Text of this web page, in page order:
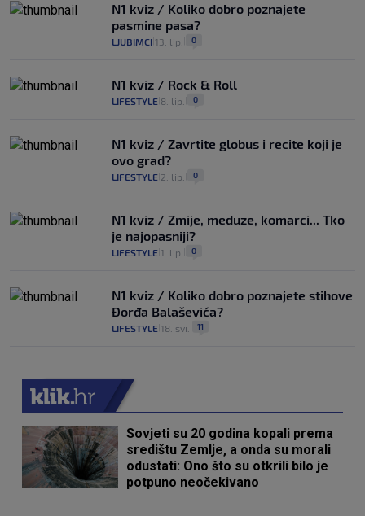
N1 kviz / Koliko dobro poznajete
pasmine pasa?
LJUBIMCI 13. lip. 0
N1 kviz / Rock & Roll
LIFESTYLE 8. lip. 0
N1 kviz / Zavrtite globus i recite koji je
ovo grad?
LIFESTYLE 2. lip. 0
N1 kviz / Zmije, meduze, komarci... Tko
je najopasniji?
LIFESTYLE 1. lip. 0
N1 kviz / Koliko dobro poznajete stihove
Đorđa Balaševića?
LIFESTYLE 18. svi. 11
Sovjeti su 20 godina kopali prema
središtu Zemlje, a onda su morali
odustati: Ono što su otkrili bilo je
potpuno neočekivano